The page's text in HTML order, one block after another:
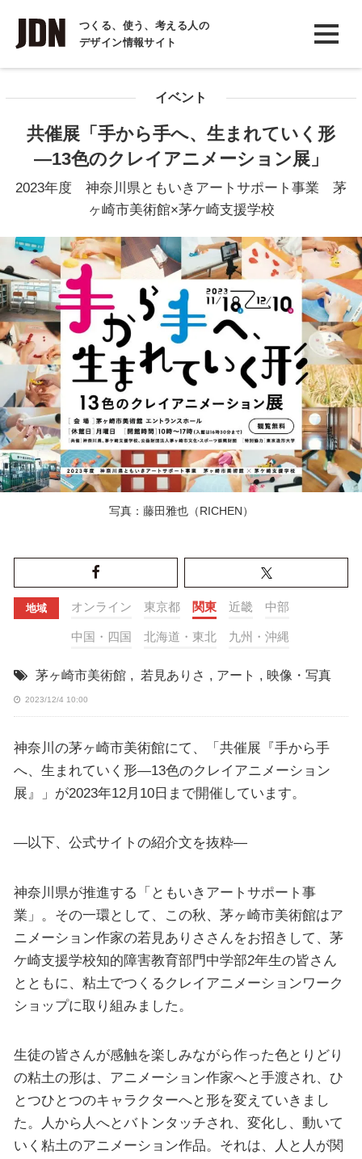
つくる、使う、考える人の
デザイン情報サイト
INTERVIEW
インタビュー
COLUMN
コラム
イベント
共催展「手から手へ、生まれていく形
―13色のクレイアニメーション展」
2023年度 神奈川県ともいきアートサポート事業 茅
ヶ崎市美術館×茅ケ崎支援学校
写真：藤田雅也（RICHEN）
地域 オンライン 東京都 関東 近畿 中部
中国・四国 北海道・東北 九州・沖縄
茅ヶ崎市美術館 , 若見ありさ , アート , 映像・写真
2023/12/4 10:00
神奈川の茅ヶ崎市美術館にて、「共催展『手から手
へ、生まれていく形―13色のクレイアニメーション
展』」が2023年12月10日まで開催しています。
—以下、公式サイトの紹介文を抜粋—
神奈川県が推進する「ともいきアートサポート事
業」。その一環として、この秋、茅ヶ崎市美術館はア
ニメーション作家の若見ありささんをお招きして、茅
ケ崎支援学校知的障害教育部門中学部2年生の皆さん
とともに、粘土でつくるクレイアニメーションワーク
ショップに取り組みました。
生徒の皆さんが感触を楽しみながら作った色とりどり
の粘土の形は、アニメーション作家へと手渡され、ひ
とつひとつのキャラクターへと形を変えていきまし
た。人から人へとバトンタッチされ、変化し、動いて
いく粘土のアニメーション作品。それは、人と人が関